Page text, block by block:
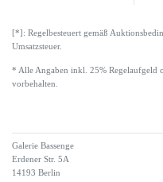
[*]: Regelbesteuert gemäß
Umsatzsteuer.
* Alle Angaben inkl. 25% Regelaufgeld
vorbehalten.
Galerie Bassenge
Erdener Str. 5A
14193 Berlin